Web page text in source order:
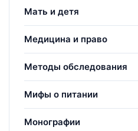
Мать и детя
Медицина и право
Методы обследования
Мифы о питании
Монографии